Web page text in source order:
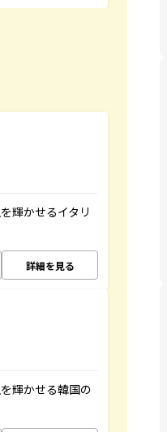
輝かせるイタリ
詳細を見る
輝かせる韓国の